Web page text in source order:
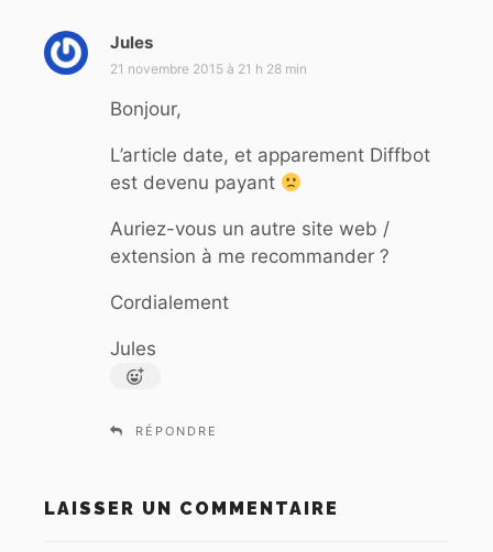
Jules
i
21 novembre 2015 à 21 h 28 min
Bonjour,
L’article date, et apparement Diffbot
est devenu payant
Auriez-vous un autre site web /
extension à me recommander ?
Cordialement
Jules
RÉPONDRE
LAISSER UN COMMENTAIRE